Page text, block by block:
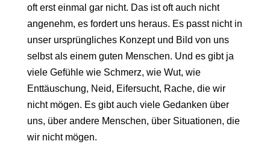
oft erst einmal gar nicht. Das ist oft auch nicht
angenehm, es fordert uns heraus. Es passt nicht in
unser ursprüngliches Konzept und Bild von uns
selbst als einem guten Menschen. Und es gibt ja
viele Gefühle wie Schmerz, wie Wut, wie
Enttäuschung, Neid, Eifersucht, Rache, die wir
nicht mögen. Es gibt auch viele Gedanken über
uns, über andere Menschen, über Situationen, die
wir nicht mögen.